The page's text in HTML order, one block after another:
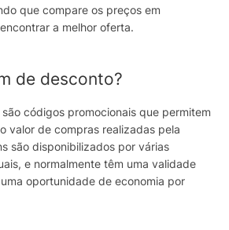
que compare os preços em
a melhor oferta.
de desconto?
códigos promocionais que permitem
valor de compras realizadas pela
são disponibilizados por várias
e normalmente têm uma validade
oportunidade de economia por